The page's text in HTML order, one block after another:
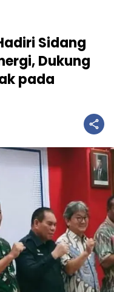
Sidang
Dukung
pada